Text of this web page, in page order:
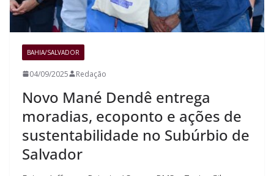
BAHIA/SALVADOR
04/09/2025 Redação
Novo Mané Dendê entrega
moradias, ecoponto e ações de
sustentabilidade no Subúrbio de
Salvador